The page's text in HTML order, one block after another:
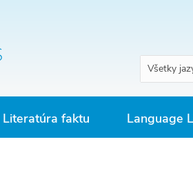
Všetky
Literatúra faktu Language